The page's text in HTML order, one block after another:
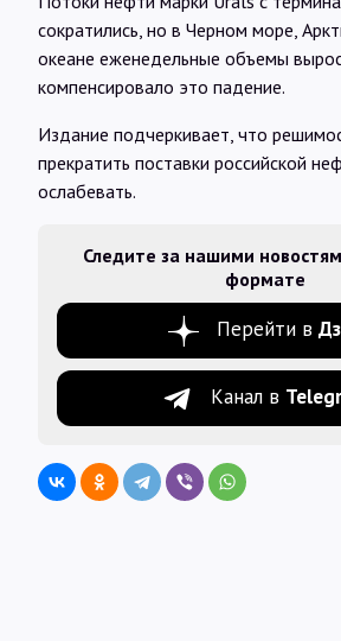
сократились, но в Черном море,
океане еженедельные объемы
компенсировало это падение.
Издание подчеркивает, что
прекратить поставки российской
ослабевать.
Следите за нашими
формате
Перейти в
Канал в